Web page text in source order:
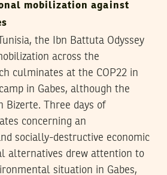
mobilization against
the Ibn Battuta Odyssey
across the
culminates at the COP22 in
in Gabes, although the
Bizerte. Three days of
concerning an
socially-destructive economic
alternatives drew attention to
situation in Gabes,